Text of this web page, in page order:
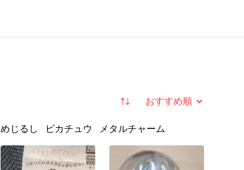
並び替え
めじるし ピカチュウ メタルチャーム